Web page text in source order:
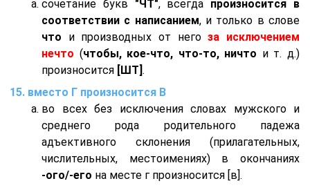
сочетание букв "ЧТ", всегда произносится в
соответствии с написанием, и только в слове
что и производных от негоза исключением
нечто (чтобы, кое-что, что-то, ничто и т. д.)
произносится
[ШТ] .
вместо Г произносится В
во всех без исключения словах мужского и
среднего рода родительного падежа
адъективного склонения (прилагательных,
числительных, местоимениях) в окончаниях
-ого/-его на месте г произносится [в].